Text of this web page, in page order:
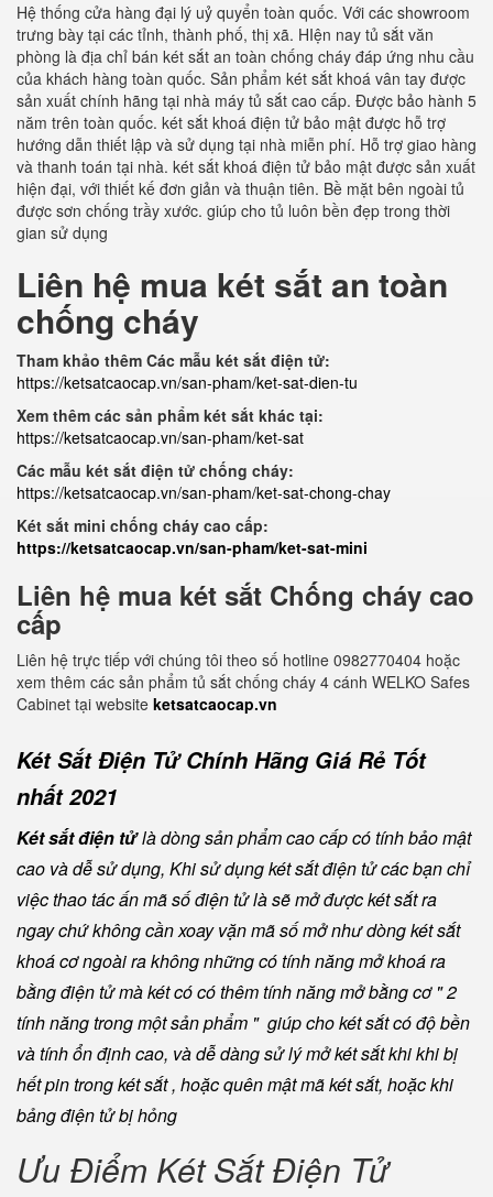
Hệ thống cửa hàng đại lý uỷ quyển toàn quốc. Với các showroom
trưng bày tại các tỉnh, thành phố, thị xã. HIện nay tủ sắt văn
phòng là địa chỉ bán két sắt an toàn chống cháy đáp ứng nhu cầu
của khách hàng toàn quốc. Sản phẩm két sắt khoá vân tay được
sản xuất chính hãng tại nhà máy tủ sắt cao cấp. Được bảo hành 5
năm trên toàn quốc. két sắt khoá điện tử bảo mật được hỗ trợ
hướng dẫn thiết lập và sử dụng tại nhà miễn phí. Hỗ trợ giao hàng
và thanh toán tại nhà. két sắt khoá điện tử bảo mật được sản xuất
hiện đại, với thiết kế đơn giản và thuận tiên. Bề mặt bên ngoài tủ
được sơn chống trầy xước. giúp cho tủ luôn bền đẹp trong thời
gian sử dụng
Liên hệ mua két sắt an toàn
chống cháy
Tham khảo thêm Các mẫu két sắt điện tử:
https://ketsatcaocap.vn/san-pham/ket-sat-dien-tu
Xem thêm các sản phẩm két sắt khác tại:
https://ketsatcaocap.vn/san-pham/ket-sat
Các mẫu két sắt điện tử chống cháy:
https://ketsatcaocap.vn/san-pham/ket-sat-chong-chay
Két sắt mini chống cháy cao cấp:
https://ketsatcaocap.vn/san-pham/ket-sat-mini
Liên hệ mua két sắt Chống cháy cao
cấp
Liên hệ trực tiếp với chúng tôi theo số hotline 0982770404 hoặc
xem thêm các sản phẩm tủ sắt chống cháy 4 cánh WELKO Safes
Cabinet tại website ketsatcaocap.vn
Két Sắt Điện Tử Chính Hãng Giá Rẻ Tốt
nhất 2021
Két sắt điện tửlà dòng sản phẩm cao cấp có tính bảo mật
cao và dễ sử dụng, Khi sử dụng két sắt điện tử các bạn chỉ
việc thao tác ấn mã số điện tử là sẽ mở được két sắt ra
ngay chứ không cần xoay vặn mã số mở như dòng két sắt
khoá cơ ngoài ra không những có tính năng mở khoá ra
bằng điện tử mà két có có thêm tính năng mở bằng cơ " 2
tính năng trong một sản phẩm " giúp cho két sắt có độ bền
và tính ổn định cao, và dễ dàng sử lý mở két sắt khi khi bị
hết pin trong két sắt , hoặc quên mật mã két sắt, hoặc khi
bảng điện tử bị hỏng
Ưu Điểm Két Sắt Điện Tử